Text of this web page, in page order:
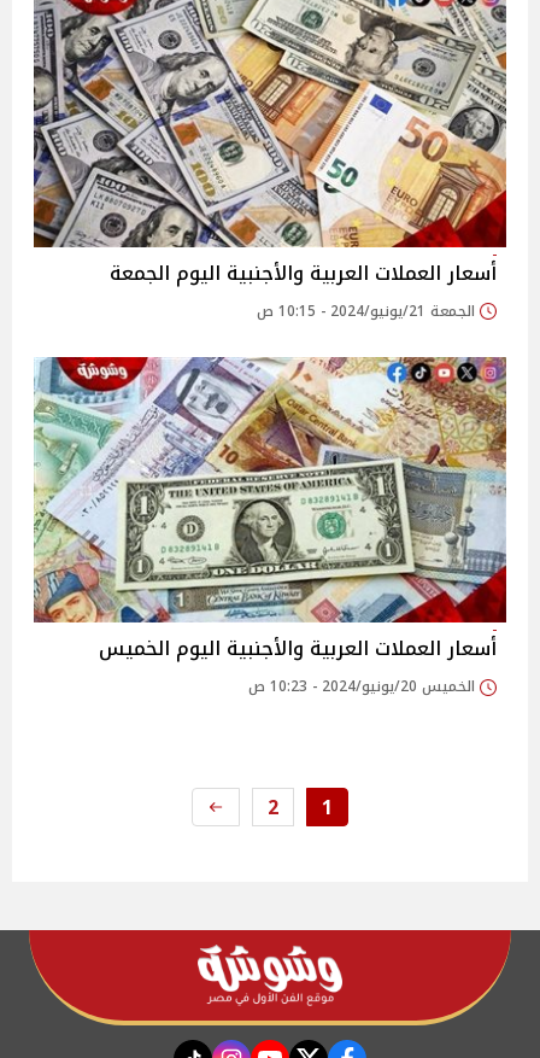
أسعار العملات العربية والأجنبية اليوم الجمعة
الجمعة 21/يونيو/2024 - 10:15 ص
أسعار العملات العربية والأجنبية اليوم الخميس
الخميس 20/يونيو/2024 - 10:23 ص
1
2